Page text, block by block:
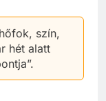
szín,
hét alatt